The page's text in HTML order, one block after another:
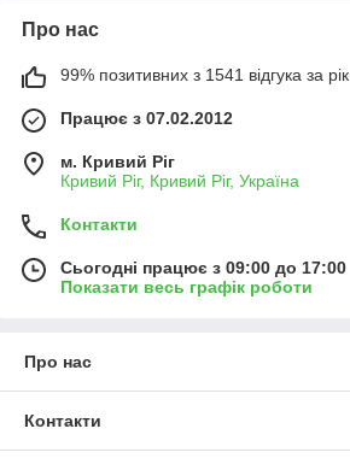
Про нас
99% позитивних з 1541 відгука за рік
Працює з 07.02.2012
м. Кривий Ріг
Кривий Ріг, Кривий Ріг, Україна
Контакти
Сьогодні працює з 09:00 до 17:00
Показати весь графік роботи
Про нас
Контакти